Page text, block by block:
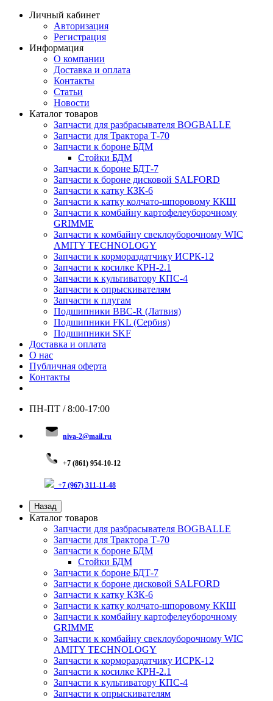
Личный кабинет
Авторизация
Регистрация
Информация
О компании
Доставка и оплата
Контакты
Статьи
Новости
Каталог товаров
Запчасти для разбрасывателя BOGBALLE
Запчасти для Трактора Т-70
Запчасти к бороне БДМ
Стойки БДМ
Запчасти к бороне БДТ-7
Запчасти к бороне дисковой SALFORD
Запчасти к катку КЗК-6
Запчасти к катку колчато-шпоровому ККШ
Запчасти к комбайну картофелеуборочному
GRIMME
Запчасти к комбайну свеклоуборочному WIC
AMITY TECHNOLOGY
Запчасти к кормораздатчику ИСРК-12
Запчасти к косилке КРН-2.1
Запчасти к культиватору КПС-4
Запчасти к опрыскивателям
Запчасти к плугам
Подшипники BBC-R (Латвия)
Подшипники FKL (Сербия)
Подшипники SKF
Доставка и оплата
О нас
Публичная оферта
Контакты
ПН-ПТ / 8:00-17:00
niva-2@mail.ru
+7 (861) 954-10-12
+7 (967) 311-11-48
Назад
Каталог товаров
Запчасти для разбрасывателя BOGBALLE
Запчасти для Трактора Т-70
Запчасти к бороне БДМ
Стойки БДМ
Запчасти к бороне БДТ-7
Запчасти к бороне дисковой SALFORD
Запчасти к катку КЗК-6
Запчасти к катку колчато-шпоровому ККШ
Запчасти к комбайну картофелеуборочному
GRIMME
Запчасти к комбайну свеклоуборочному WIC
AMITY TECHNOLOGY
Запчасти к кормораздатчику ИСРК-12
Запчасти к косилке КРН-2.1
Запчасти к культиватору КПС-4
Запчасти к опрыскивателям